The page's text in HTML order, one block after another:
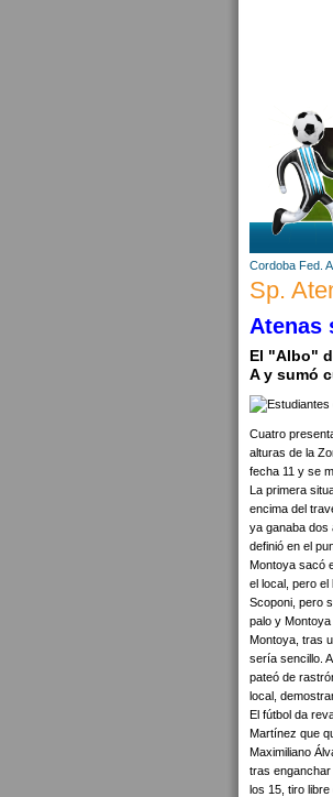
Cordoba Fed.
Sp.
Atenas
El "Albo"
A y sumó
Cuatro
alturas de la
fecha 11 y se
La primera
encima del
ya ganaba dos
definió en el
Montoya sacó
el local, pero el
Scoponi, pero
palo y
Montoya, tras
sería sencillo.
pateó de
local,
El fútbol da
Martínez que
Maximiliano
tras enganchar
los 15, tiro